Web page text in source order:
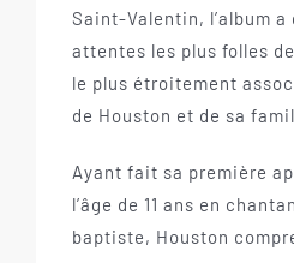
Saint-Valentin, l’album a
attentes les plus folles
le plus étroitement
de Houston et de sa
Ayant fait sa première
l’âge de 11 ans en
baptiste, Houston